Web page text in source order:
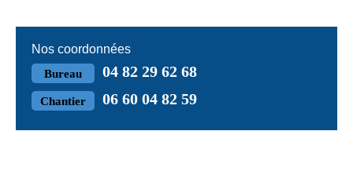
Nos coordonnées
Bureau 04 82 29 62 68
Chantier 06 60 04 82 59